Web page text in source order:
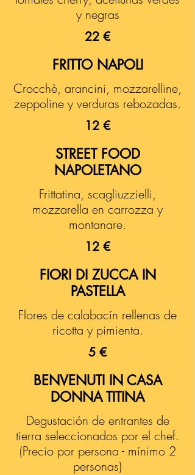
y negras
22 €
FRITTO NAPOLI
Crocchè, arancini, mozzarelline,
zeppoline y verduras rebozadas.
12 €
STREET FOOD
NAPOLETANO
Frittatina, scagliuzzielli,
mozzarella en carrozza y
montanare.
12 €
FIORI DI ZUCCA IN
PASTELLA
Flores de calabacín rellenas de
ricotta y pimienta.
5 €
BENVENUTI IN CASA
DONNA TITINA
Degustación de entrantes de
tierra seleccionados por el chef.
(Precio por persona - mínimo 2
personas)